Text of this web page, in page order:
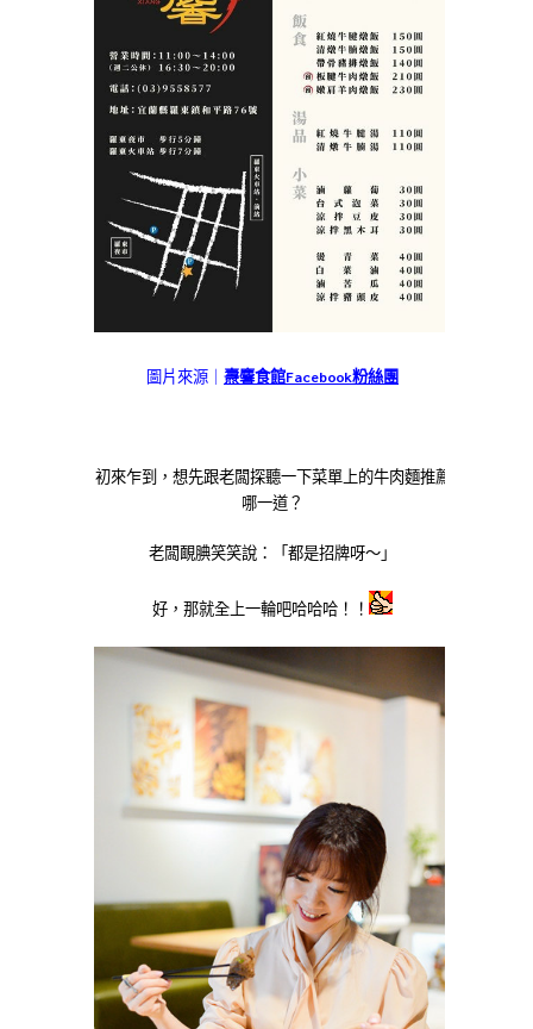
圖片來源｜ 燾麘食館Facebook粉絲團
初來乍到，想先跟老闆探聽一下菜單上的牛肉麵推薦
哪一道？
老闆靦腆笑笑說：「都是招牌呀～」
好，那就全上一輪吧哈哈哈！！